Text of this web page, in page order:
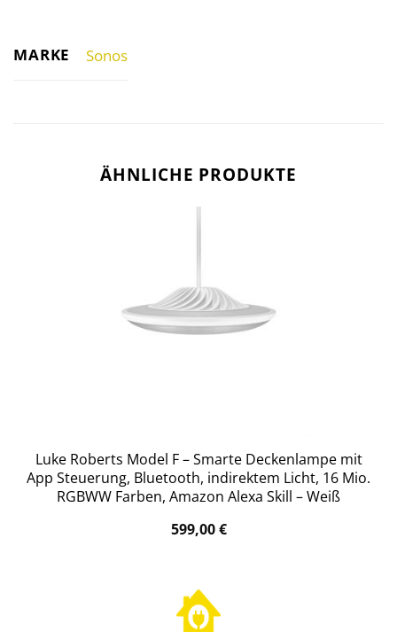
MARKE Sonos
ÄHNLICHE PRODUKTE
Luke Roberts Model F – Smarte Deckenlampe mit
App Steuerung, Bluetooth, indirektem Licht, 16 Mio.
RGBWW Farben, Amazon Alexa Skill – Weiß
599,00€